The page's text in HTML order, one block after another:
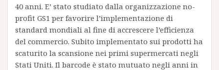
40 anni. E’ stato studiato dalla organizzazione no-
profit GS1 per favorire l’implementazione di
standard mondiali al fine di accrescere l’efficienza
del commercio. Subito implementato sui prodotti ha
scaturito la scansione nei primi supermercati negli
Stati Uniti. Il barcode è stato mutuato negli anni in